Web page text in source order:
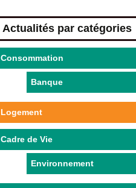
Actualités par catégories
Consommation
Banque
Logement
Cadre de Vie
Environnement